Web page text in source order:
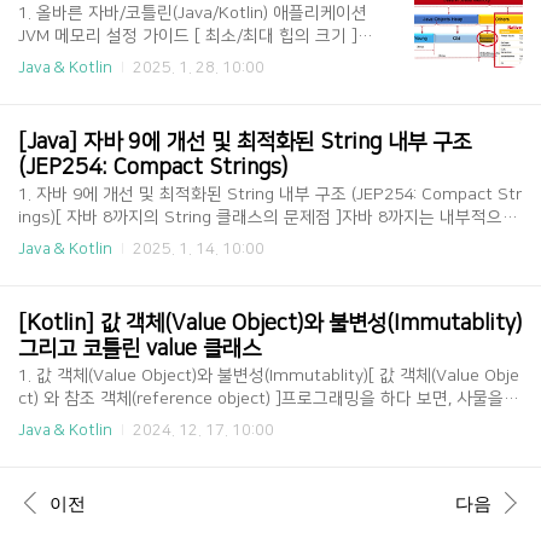
스터 수는 대략 2년마다 거의 2배로 증가함을 뜻한
다.무어의 법칙이 성능이 아닌 트랜지스터 수를 기
준으로 한다는 것은, 소프트웨어 엔지니어가 하드웨
작용하는데, 그럼에도 불구하고 성능에 가장 결정적
인 요..
1. 올바른 자바/코틀린(Java/Kotlin) 애플리케이션
JVM 메모리 설정 가이드 [ 최소/최대 힙의 크기 ]개
발한 애플리케이션을 배포할 때면 여러 가지 설정
객체는 힙 영역에 할당되며, 핵심은 힙 메모리의 크
기이다. 힙 메모리의 크기를 너무 작게 잡으면 객체
를 힙 메모리에 할당할 공간이 부족하여 OutOfMe
moryError로 인해 애플리케이션이 비정상적으로
종료되거나 잦은 GC 발생으로 인해 애플리케이션
오버헤드가 증가하여 성능에 문제를 줄 수 있다. 반
가 저하되거나 GC를 수행하는 시간이 길어져 응답..
Java & Kotlin 2025. 1. 28. 10:00
[Java] 자바 9에 개선 및 최적화된 String 내부 구조
(JEP254: Compact Strings)
1. 자바 9에 개선 및 최적화된 String 내부 구조 (JEP254: Compact Str
ings)[ 자바 8까지의 String 클래스의 문제점 ]자바 8까지는 내부적으로
char형 배열을 사용하여 문자열을 다루고 있었다.public final class Str
식은 메모리 비효율적인 문제가 있었다. 왜냐하면 자바의 Char 타입과 S
tring 타입은 유니코드를 통해 전 세계적으로 일관되게 텍스트 데이터를
표현하고자 그 당시에 주목받던 UTF-1..
Java & Kotlin 2025. 1. 14. 10:00
[Kotlin] 값 객체(Value Object)와 불변성(Immutablity)
그리고 코틀린 value 클래스
1. 값 객체(Value Object)와 불변성(Immutablity)[ 값 객체(Value Obje
ct) 와 참조 객체(reference object) ]프로그래밍을 하다 보면, 사물을
복합적으로 표현하는 것이 유용한 때가 있다. 예를 들어, 좌표는 x 값과 y
우가 있는데, 예를 들어 두 Point 객체가 모두 (2, 3)이라는 좌표를 나타
낸다면, 이를 동일하게 취급하는 것이 합리적일 수 있다.val p1 = Point
Java & Kotlin 2024. 12. 17. 10:00
이전 다음